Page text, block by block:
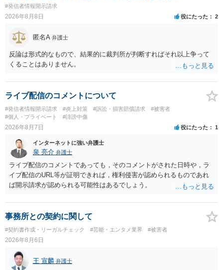
#発信者情報開示請求
2026年8月8日 役にたった 2
匿名A 弁護士
反論は形式的なもので、結果的に裁判所が判断すればそれ以上争って
くることはありません。
ライブ配信のコメントについて
#発信者情報開示請求 #炎上対策 #訴訟・損害賠償請求
#被害者
#個人・プライベート
#誹謗中傷
2026年8月7日 役にたった 1
インターネットに強い弁護士
泉 亮介 弁護士
ライブ配信のコメントであっても，そのコメントがされた日時や，ラ
イブ配信のURL等が証明できれば，権利侵害が認められるものであれ
ば開示請求が認められる可能性はあるでしょう。
事務所との契約に関して
#契約書作成・リーガルチェック #芸能・エンタメ業界 #被害者
2026年8月6日
王 宣麟 弁護士